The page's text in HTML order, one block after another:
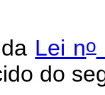
Lei no
do